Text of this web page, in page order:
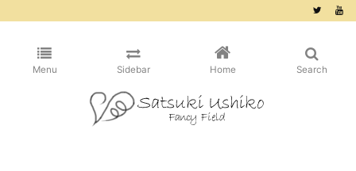
Menu Sidebar Home Search